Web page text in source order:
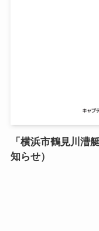
「横浜市鶴見川漕
知らせ）